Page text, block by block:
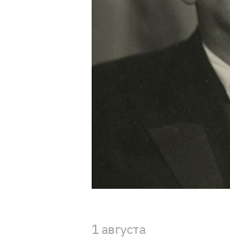
1 августа